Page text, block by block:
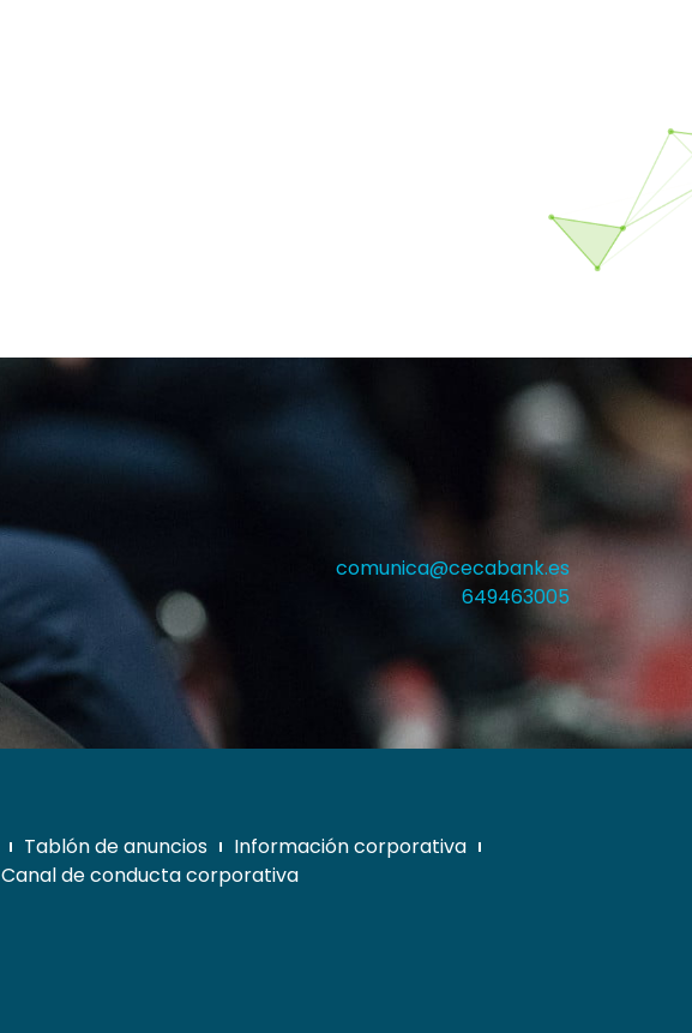
comunica@cecabank.es
649463005
Tablón de anuncios
Información corporativa
Canal de conducta corporativa